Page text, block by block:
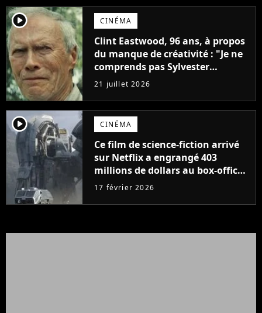
player2 CINÉMA
Clint Eastwood, 96 ans, à propos
du manque de créativité : "Je ne
comprends pas Sylvester
Stallone. J'ai l'impression qu'il ne
fait ça que pour l'argent"
21 juillet 2026
player2 CINÉMA
Ce film de science-fiction arrivé
sur Netflix a engrangé 403
millions de dollars au box-office
et fait revivre l'une des sagas les
temps
17 février 2026